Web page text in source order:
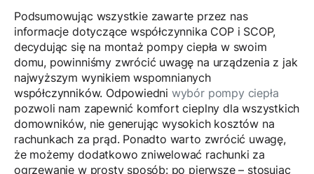
Podsumowując wszystkie zawarte przez nas
informacje dotyczące współczynnika COP i SCOP,
decydując się na montaż pompy ciepła w swoim
domu, powinniśmy zwrócić uwagę na urządzenia z jak
najwyższym wynikiem wspomnianych
współczynników. Odpowiedni wybór pompy ciepła
pozwoli nam zapewnić komfort cieplny dla wszystkich
domowników, nie generując wysokich kosztów na
rachunkach za prąd. Ponadto warto zwrócić uwagę,
że możemy dodatkowo zniwelować rachunki za
ogrzewanie w prosty sposób: po pierwsze – stosując